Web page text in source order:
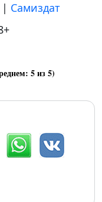
| Самиздат
5из 5)